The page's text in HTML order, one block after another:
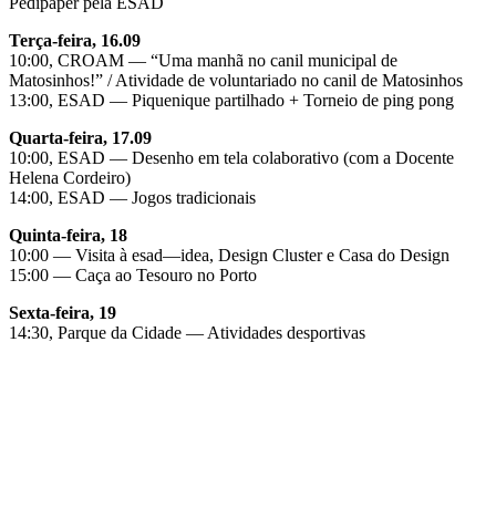
Terça-feira, 16.09
10:00, CROAM — “Uma manhã no canil municipal de
Matosinhos!” / Atividade de voluntariado no canil de Matosinhos
13:00, ESAD — Piquenique partilhado + Torneio de ping pong
Quarta-feira, 17.09
10:00, ESAD — Desenho em tela colaborativo (com a Docente
Helena Cordeiro)
14:00, ESAD — Jogos tradicionais
Quinta-feira, 18
10:00 — Visita à esad—idea, Design Cluster e Casa do Design
15:00 — Caça ao Tesouro no Porto
Sexta-feira, 19
14:30, Parque da Cidade — Atividades desportivas